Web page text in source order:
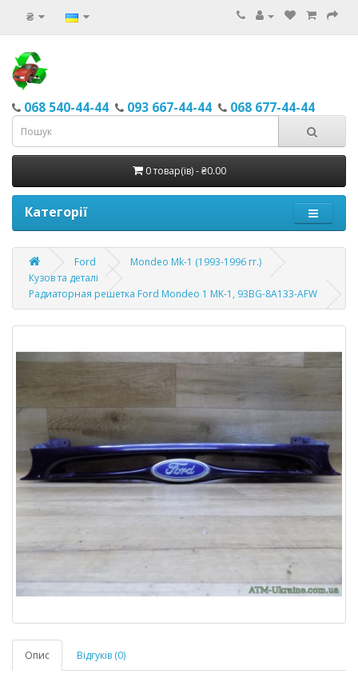
₴
068 540-44-44 093 667-44-44 068 677-44-44
0 товар(ів) - ₴0.00
Категорії
Ford
Mondeo Mk-1 (1993-1996 гг.)
Кузов та деталі
Радиаторная решетка Ford Mondeo 1 MK-1, 93BG-8A133-AFW
Опис Відгуків (0)